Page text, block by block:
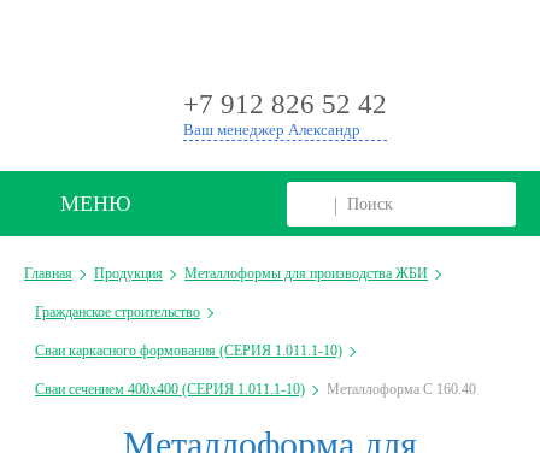
+7 912 826 52 42
Ваш менеджер Александр
МЕНЮ
Главная Продукция Металлоформы для производства ЖБИ
Гражданское строительство
Сваи каркасного формования (СЕРИЯ 1.011.1-10)
Сваи сечением 400х400 (СЕРИЯ 1.011.1-10) Металлоформа С 160.40
Металлоформа для